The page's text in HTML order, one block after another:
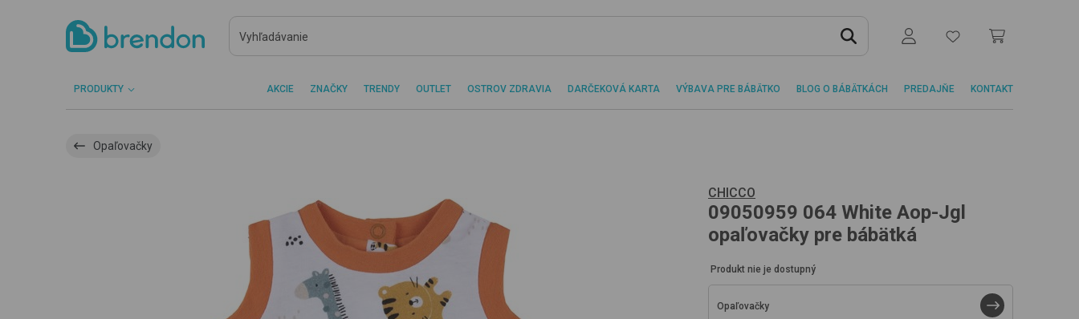
PRODUKTY AKCIE ZNAČKY TRENDY OUTLET OSTROV ZDRAVIA DARČEKOVÁ KARTA VÝBAVA PRE BÁBÄTKO BLOG O BÁBÄTKÁCH PREDAJŇE KONTAKT
Opaľovačky
CHICCO
09050959 064 White Aop-Jgl
opaľovačky pre bábätká
Produkt nie je dostupný
Opaľovačky